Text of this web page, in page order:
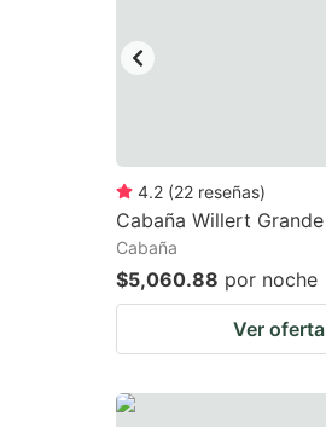
4.2 (22 reseñas)
Cabaña Willert Grande
Cabaña
$5,060.88 por noche
Ver oferta